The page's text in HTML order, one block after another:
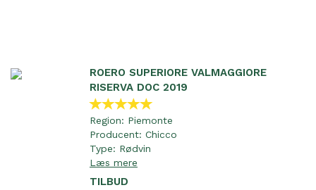
ROERO SUPERIORE VALMAGGIORE
RISERVA DOC 2019
Region: Piemonte
Producent: Chicco
Type: Rødvin
Læs mere
TILBUD